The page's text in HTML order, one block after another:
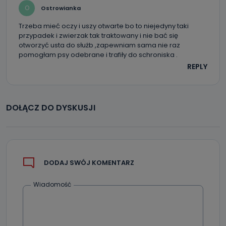
szczególności: imię i nazwisko, adres e-mail, telefon
kontaktowy, adres korespondencyjny. Odbiorcą Pastwa
danych osobowych są pracownicy i współpracownicy
oraz partnerzy wspomagający administratora w jego
biznesowej działalności.
Jak skontaktować się z inspektorem
O Ostrowianka
Trzeba mieć oczy i uszy otwarte bo to niejedyny taki
przypadek i zwierzak tak traktowany i nie bać się
otworzyć usta do służb ,zapewniam sama nie raz
pomogłam psy odebrane i trafiły do schroniska .
REPLY
DOŁĄCZ DO DYSKUSJI
DODAJ SWÓJ KOMENTARZ
Wiadomość